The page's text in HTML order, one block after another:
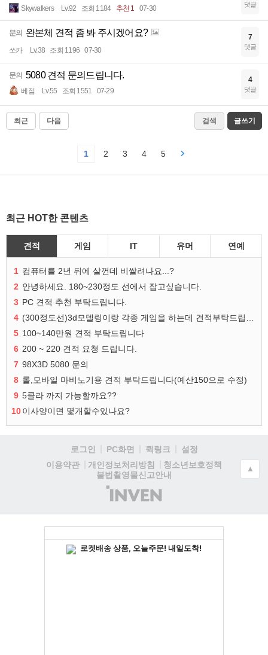
Skywalkers Lv.92 조회 1184 추천 1 07-30 댓글
문의 완본체 견적 좀 봐 주시겠어요?
쏘카 Lv.38 조회 1196 07-30
7
댓글
문의 5080 견적 문의드립니다.
베점 Lv.55 조회 1551 07-29
4
댓글
최근 다음 검색 글쓰기
1 2 3 4 5
최근 HOT한 콘텐츠
견적 게임 IT 유머 연예
1 컴퓨터를 2년 뒤에 살껀데 비쌀려나요...?
2 안녕하세요. 180~230정도 선에서 잡고싶습니다.
3 PC 견적 추천 부탁드립니다.
4
(300정도선)3d모델링이랑 각종 게임을 하는데 견적부탁드립니다!300정도선
5 100~140만원 견적 부탁드립니다
6 200 ~ 220 견적 요청 드립니다.
7 98X3D 5080 문의
8 롤,모바일 마비노기용 견적 부탁드립니다(예산150으로 수정)
9 5클라 까지 가능할까요??
10이사양이면 몇개할수있나요?
로그인 PC화면 퀵링크
설정
이용약관
개인정보처리방침
청소년보호정책
불법촬영물신고안내
(주)
인
▲